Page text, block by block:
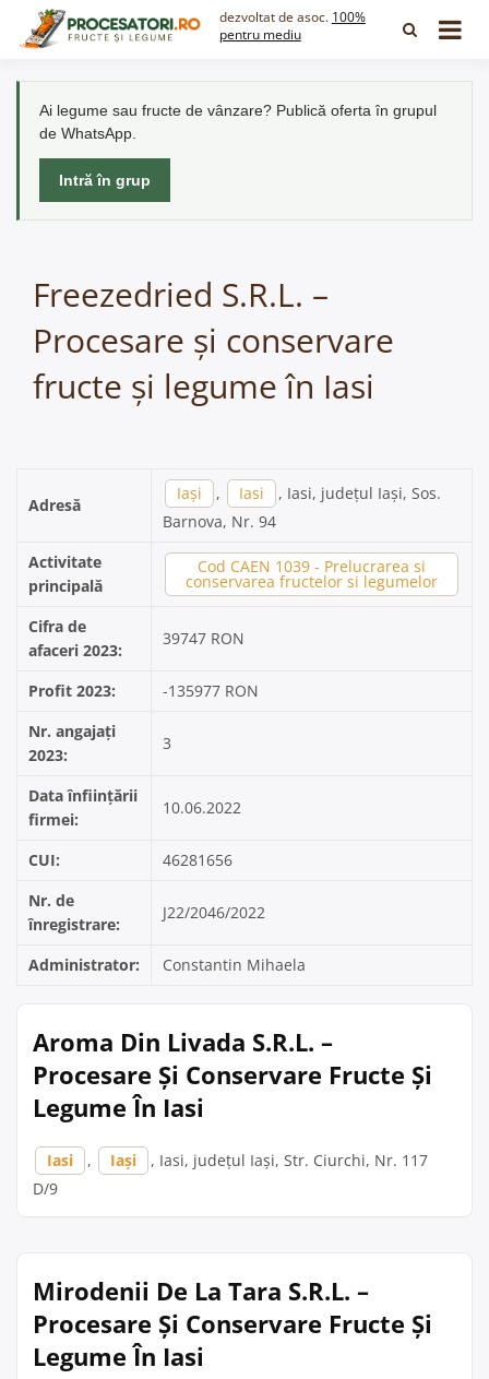
dezvoltat de asoc. 100%
pentru mediu
Ai legume sau fructe de vânzare? Publică oferta în grupul
de WhatsApp.
Intră în grup
Freezedried S.R.L. –
Procesare și conservare
fructe și legume în Iasi
Adresă
Iași , Iasi
, Iasi, județul Iași, Sos.
Barnova, Nr. 94
Activitate
principală
Cod CAEN 1039 - Prelucrarea si
conservarea fructelor si legumelor
Cifra de
afaceri 2023:
39747 RON
Profit 2023:
-135977 RON
Nr. angajați
2023:
3
Data înființării
firmei:
10.06.2022
CUI:
46281656
Nr. de
înregistrare:
J22/2046/2022
Administrator: Constantin Mihaela
Aroma Din Livada S.R.L. –
Procesare Și Conservare Fructe Și
Legume În Iasi
Iasi , Iași
, Iasi, județul Iași, Str. Ciurchi, Nr. 117
D/9
Mirodenii De La Tara S.R.L. –
Procesare Și Conservare Fructe Și
Legume În Iasi